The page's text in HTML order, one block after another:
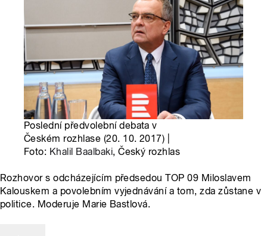
Poslední předvolební debata v
Českém rozhlase (20. 10. 2017) |
Foto: Khalil Baalbaki, Český rozhlas
Rozhovor s odcházejícím předsedou TOP 09 Miloslavem
Kalouskem a povolebním vyjednávání a tom, zda zůstane v
politice. Moderuje Marie Bastlová.